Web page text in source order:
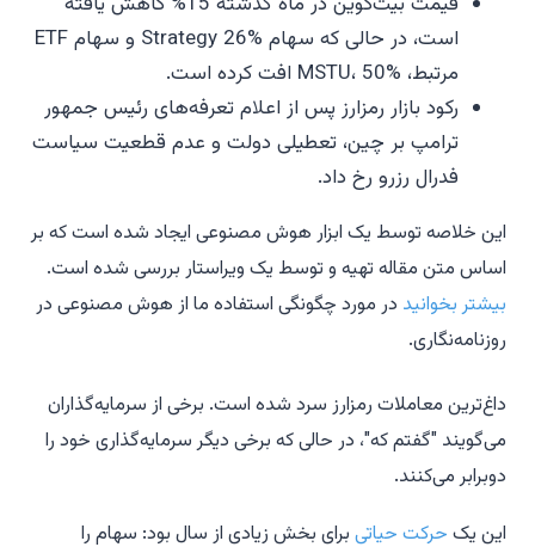
است، در حالی که سهام Strategy 26% و سهام ETF
مرتبط، MSTU، 50% افت کرده است.
رکود بازار رمزارز پس از اعلام تعرفه‌های رئیس جمهور
ترامپ بر چین، تعطیلی دولت و عدم قطعیت سیاست
فدرال رزرو رخ داد.
این خلاصه توسط یک ابزار هوش مصنوعی ایجاد شده است که بر
اساس متن مقاله تهیه و توسط یک ویراستار بررسی شده است.
بیشتر بخوانید در مورد چگونگی استفاده ما از هوش مصنوعی در
روزنامه‌نگاری.
داغ‌ترین معاملات رمزارز سرد شده است. برخی از سرمایه‌گذاران
می‌گویند "گفتم که"، در حالی که برخی دیگر سرمایه‌گذاری خود را
دوبرابر می‌کنند.
این یک حرکت حیاتی برای بخش زیادی از سال بود: سهام را